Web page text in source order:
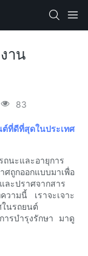
าน
83
ที่ดีที่สุดในประเทศ
นะและอายุการ
ถูกออกแบบมาเพื่อ
ละปราศจากสาร
วามนี้ เราจะเจาะ
นรถยนต์
รบำรุงรักษา มาดู